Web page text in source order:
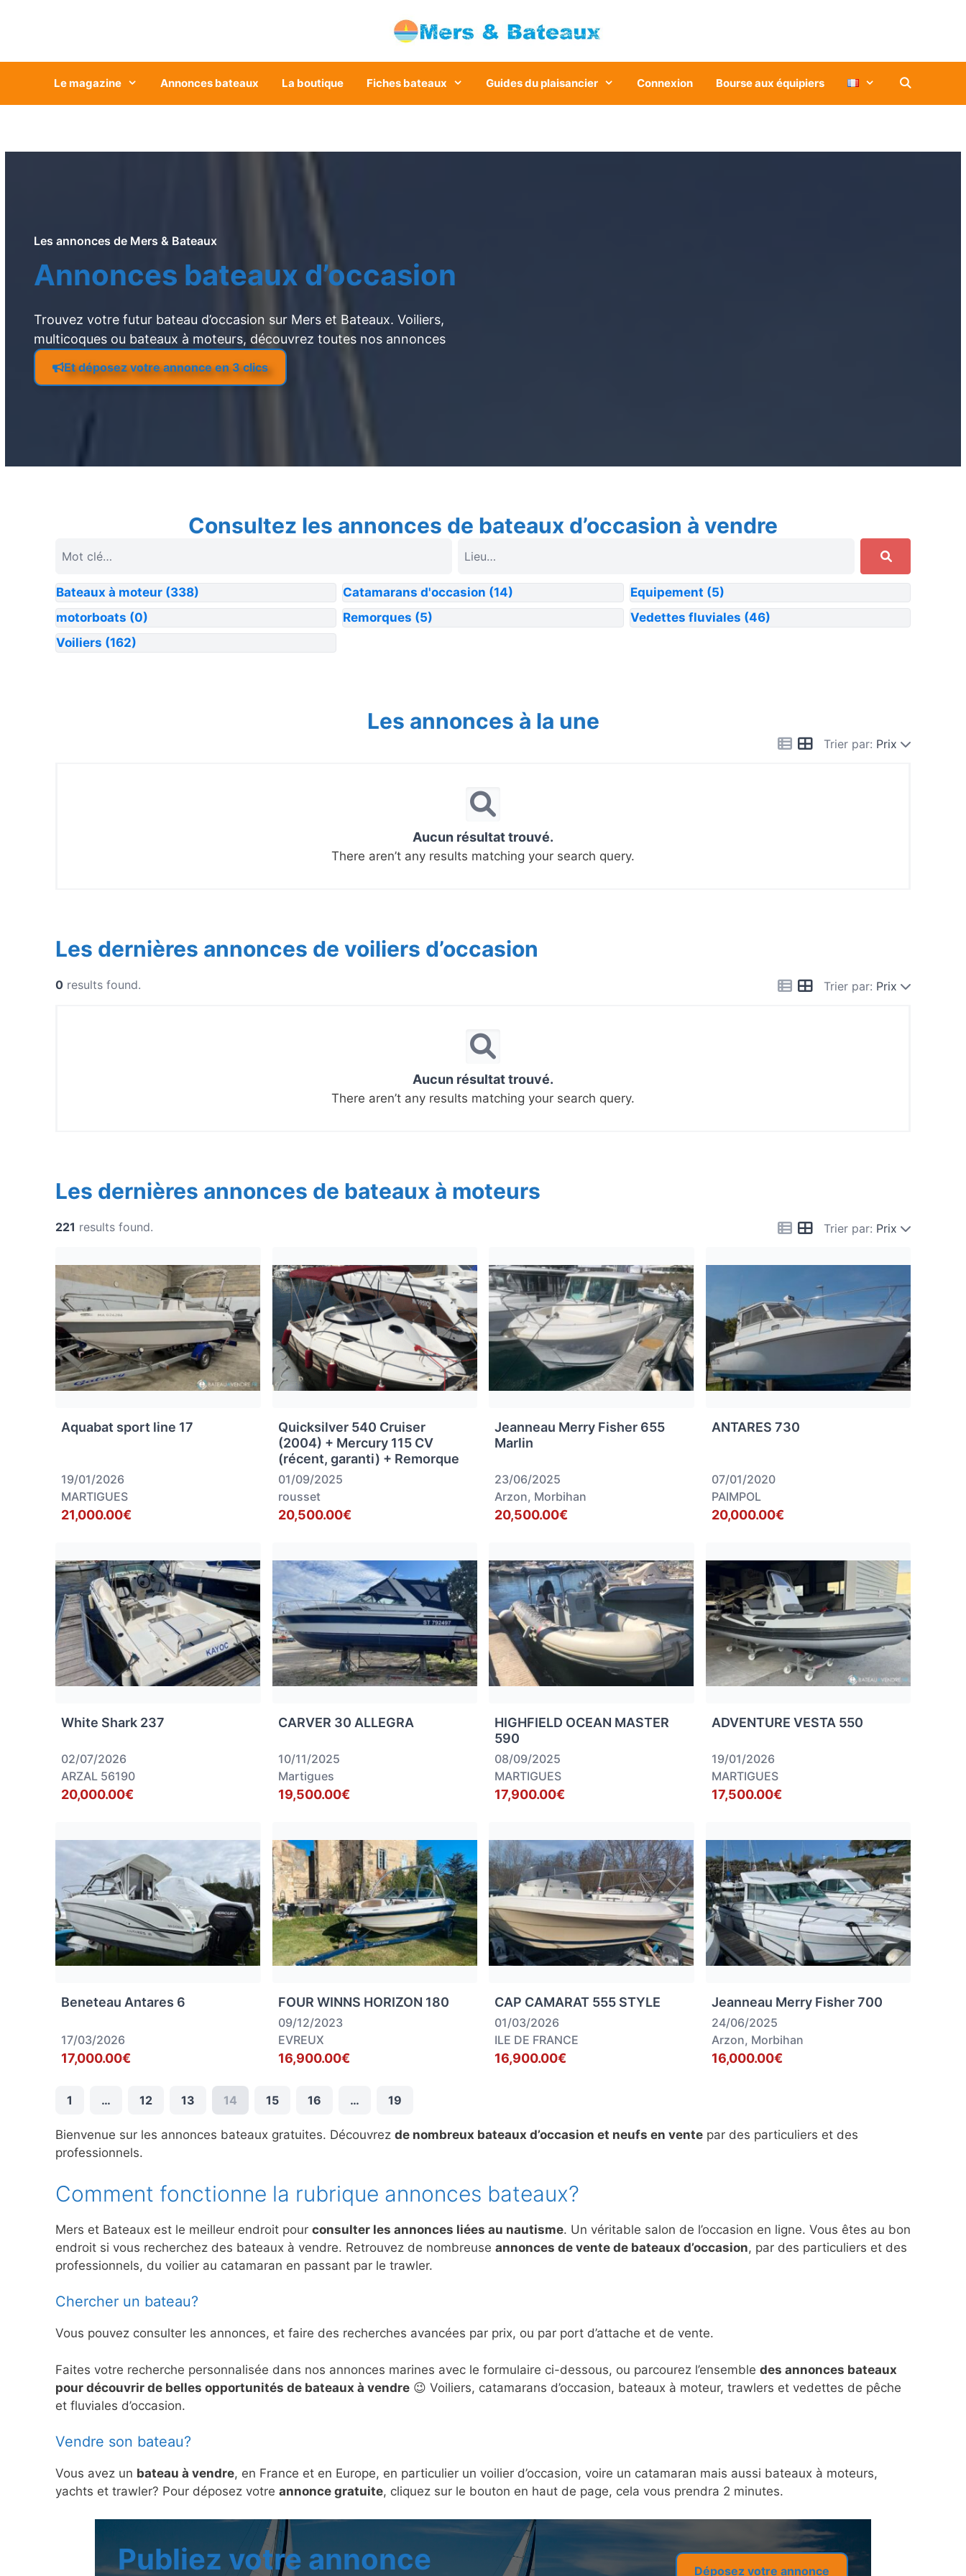
Le magazine Annonces bateaux La boutique Fiches bateaux Guides du plaisancier Connexion Bourse aux équipiers
Les annonces de Mers & Bateaux
Annonces bateaux d’occasion
Trouvez votre futur bateau d’occasion sur Mers et Bateaux. Voiliers,
multicoques ou bateaux à moteurs, découvrez toutes nos annonces
Et déposez votre annonce en 3 clics
Consultez les annonces de bateaux d’occasion à vendre
Bateaux à moteur (338) Catamarans d'occasion (14) Equipement (5)
motorboats (0) Remorques (5) Vedettes fluviales (46)
Voiliers (162)
Les annonces à la une
Trier par: Prix
Aucun résultat trouvé.
There aren’t any results matching your search query.
Les dernières annonces de voiliers d’occasion
Trier par: Prix
0 results found.
Aucun résultat trouvé.
There aren’t any results matching your search query.
Les dernières annonces de bateaux à moteurs
Trier par: Prix
221 results found.
Aquabat sport line 17
19/01/2026
MARTIGUES
21,000.00€
Quicksilver 540 Cruiser
(2004) + Mercury 115 CV
(récent, garanti) + Remorque
01/09/2025
rousset
20,500.00€
Jeanneau Merry Fisher 655
Marlin
23/06/2025
Arzon, Morbihan
20,500.00€
ANTARES 730
07/01/2020
PAIMPOL
20,000.00€
White Shark 237
02/07/2026
ARZAL 56190
20,000.00€
CARVER 30 ALLEGRA
10/11/2025
Martigues
19,500.00€
HIGHFIELD OCEAN MASTER
590
08/09/2025
MARTIGUES
17,900.00€
ADVENTURE VESTA 550
19/01/2026
MARTIGUES
17,500.00€
Beneteau Antares 6
17/03/2026
17,000.00€
FOUR WINNS HORIZON 180
09/12/2023
EVREUX
16,900.00€
CAP CAMARAT 555 STYLE
01/03/2026
ILE DE FRANCE
16,900.00€
Jeanneau Merry Fisher 700
24/06/2025
Arzon, Morbihan
16,000.00€
1 … 12 13 14 15 16 … 19
Bienvenue sur les annonces bateaux gratuites. Découvrez de nombreux bateaux d’occasion et neufs en vente par des particuliers et des
professionnels.
Comment fonctionne la rubrique annonces bateaux?
Mers et Bateaux est le meilleur endroit pour consulter les annonces liées au nautisme. Un véritable salon de l’occasion en ligne. Vous êtes au bon
endroit si vous recherchez des bateaux à vendre. Retrouvez de nombreuse annonces de vente de bateaux d’occasion, par des particuliers et des
professionnels, du voilier au catamaran en passant par le trawler.
Chercher un bateau?
Vous pouvez consulter les annonces, et faire des recherches avancées par prix, ou par port d’attache et de vente.
Faites votre recherche personnalisée dans nos annonces marines avec le formulaire ci-dessous, ou parcourez l’ensemble des annonces bateaux
pour découvrir de belles opportunités de bateaux à vendre 😉 Voiliers, catamarans d’occasion, bateaux à moteur, trawlers et vedettes de pêche
et fluviales d’occasion.
Vendre son bateau?
Vous avez un bateau à vendre, en France et en Europe, en particulier un voilier d’occasion, voire un catamaran mais aussi bateaux à moteurs,
yachts et trawler? Pour déposez votre annonce gratuite, cliquez sur le bouton en haut de page, cela vous prendra 2 minutes.
Publiez votre annonce Déposez votre annonce